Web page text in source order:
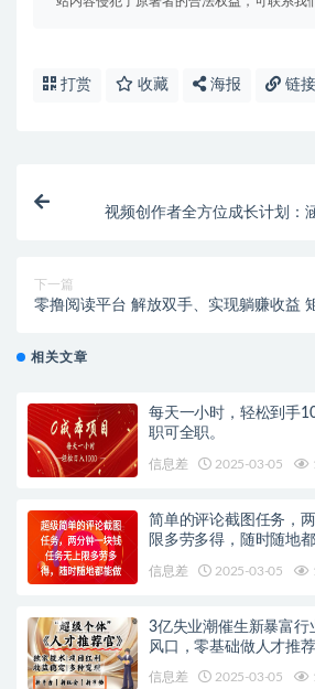
打赏 收藏 海报 链接
视频创作者全方位成长计划：
下一篇
零撸阅读平台 解放双手、实现躺赚收益
相关文章
每天一小时，轻松到手
职可全职。
信息差 2025-03-05
简单的评论截图任务，
限多劳多得，随时随地
信息差 2025-03-05
3亿失业潮催生新暴富行
风口，零基础做人才推
信息差 2025-03-05